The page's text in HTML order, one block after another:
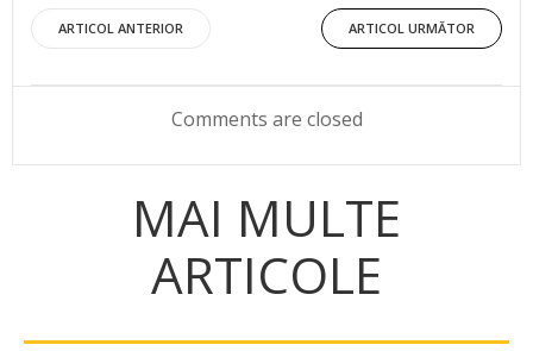
Post
navigation
ARTICOL ANTERIOR
Post
navigation
ARTICOL URMĂTOR
Comments are closed
MAI MULTE
ARTICOLE